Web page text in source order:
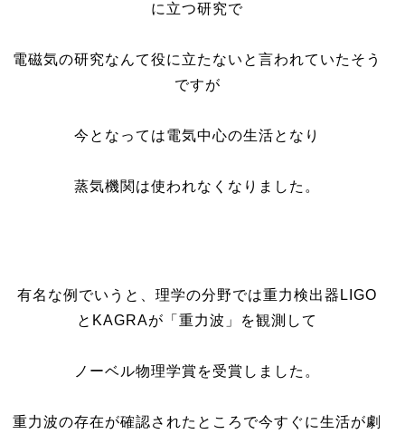
に立つ研究で
電磁気の研究なんて役に立たないと言われていたそう
ですが
今となっては電気中心の生活となり
蒸気機関は使われなくなりました。
有名な例でいうと、理学の分野では重力検出器LIGO
とKAGRAが「重力波」を観測して
ノーベル物理学賞を受賞しました。
重力波の存在が確認されたところで今すぐに生活が劇